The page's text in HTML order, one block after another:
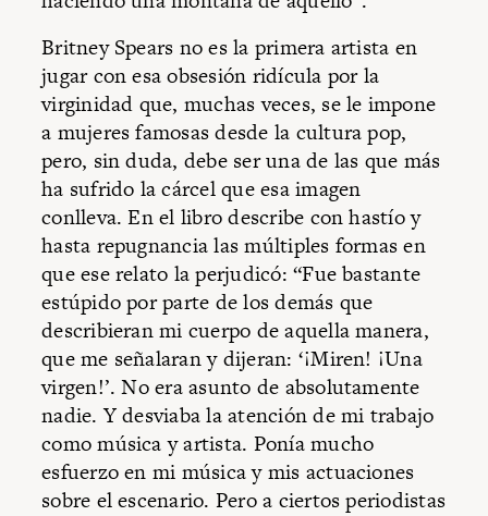
Britney Spears no es la primera artista en
jugar con esa obsesión ridícula por la
virginidad que, muchas veces, se le impone
a mujeres famosas desde la cultura pop,
pero, sin duda, debe ser una de las que más
ha sufrido la cárcel que esa imagen
conlleva. En el libro describe con hastío y
hasta repugnancia las múltiples formas en
que ese relato la perjudicó: “Fue bastante
estúpido por parte de los demás que
describieran mi cuerpo de aquella manera,
que me señalaran y dijeran: ‘¡Miren! ¡Una
virgen!’. No era asunto de absolutamente
nadie. Y desviaba la atención de mi trabajo
como música y artista. Ponía mucho
esfuerzo en mi música y mis actuaciones
sobre el escenario. Pero a ciertos periodistas